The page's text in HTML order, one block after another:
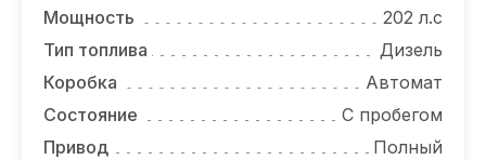
Мощность
202 л.с
Тип топлива
Дизель
Коробка
Автомат
Состояние
С пробегом
Привод
Полный